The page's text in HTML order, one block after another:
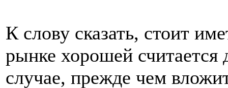
К слову сказать, стоит
рынке хорошей
случае, прежде чем